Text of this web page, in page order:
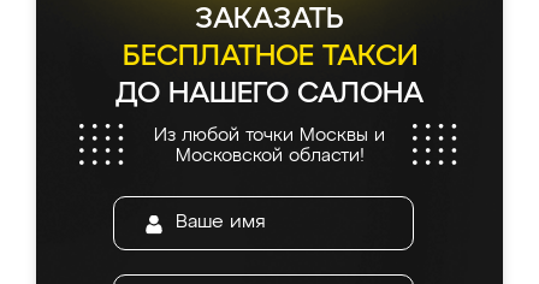
ЗАКАЗАТЬ
БЕСПЛАТНОЕ ТАКСИ
ДО НАШЕГО САЛОНА
Из любой точки Москвы и
Московской области!